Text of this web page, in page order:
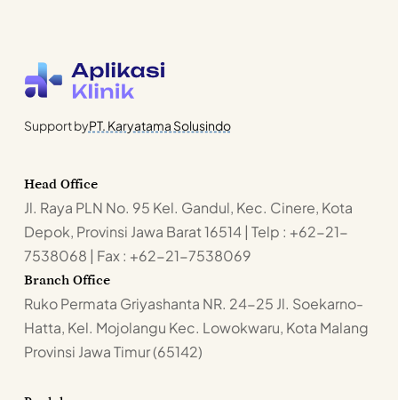
Support byPT. Karyatama Solusindo
Head Office
Jl. Raya PLN No. 95 Kel. Gandul, Kec. Cinere, Kota
Depok, Provinsi Jawa Barat 16514 | Telp : +62-21-
7538068 | Fax : +62-21-7538069
Branch Office
Ruko Permata Griyashanta NR. 24-25 Jl. Soekarno-
Hatta, Kel. Mojolangu Kec. Lowokwaru, Kota Malang
Provinsi Jawa Timur (65142)